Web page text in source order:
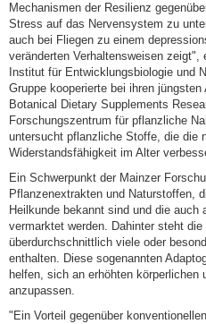
Mechanismen der Resilienz
Stress auf das Nervensystem zu
auch bei Fliegen zu einem
veränderten Verhaltensweisen zeigt",
Institut für Entwicklungsbiologie und
Gruppe kooperierte bei ihren
Botanical Dietary Supplements
Forschungszentrum für pflanzliche
untersucht pflanzliche Stoffe, die die
Widerstandsfähigkeit im Alter
Ein Schwerpunkt der Mainzer
Pflanzenextrakten und Naturstoffen,
Heilkunde bekannt sind und die auch
vermarktet werden. Dahinter steht
überdurchschnittlich viele oder
enthalten. Diese sogenannten
helfen, sich an erhöhten körperlichen
anzupassen.
"Ein Vorteil gegenüber